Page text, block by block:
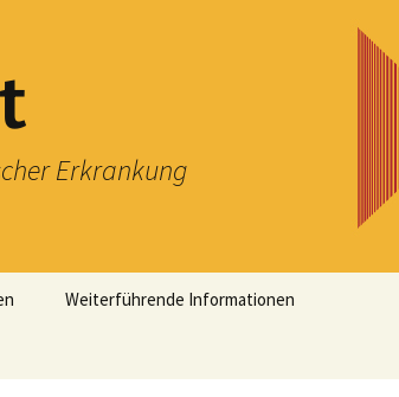
Erkrankung
Weiterführende Informationen